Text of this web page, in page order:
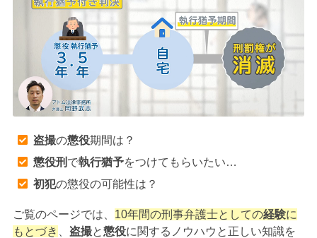
アトムについて知りたい方
弁護士紹介
弁護士費用
アクセス
解決実績
ご依頼者からのお手紙
盗撮の懲役期間は？
懲役刑 で執行猶予をつけてもらいたい…
初犯の懲役の可能性は？
ご覧のページでは、 10年間の刑事弁護士としての経験に
もとづき
盗撮と懲役に関するノウハウと正しい知識を